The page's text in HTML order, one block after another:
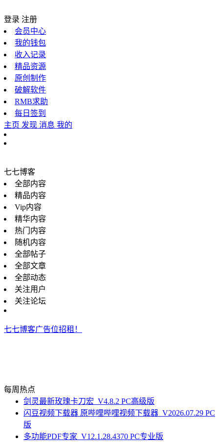
登录 注册
会员中心
我的钱包
收入记录
精品资源
原创制作
破解软件
RMB求助
每日签到
主页 发现 消息 我的
七七博客
全部内容
精品内容
Vip内容
精华内容
热门内容
随机内容
全部帖子
全部文章
全部动态
关注用户
关注论坛
七七博客广告位招租！
每周热点
剑灵最新玫瑰卡刀宏_V4.8.2 PC高级版
闪豆视频下载器 原哔哩哔哩视频下载器_V2026.07.29 PC
版
多功能PDF专家_V12.1.28.4370 PC专业版